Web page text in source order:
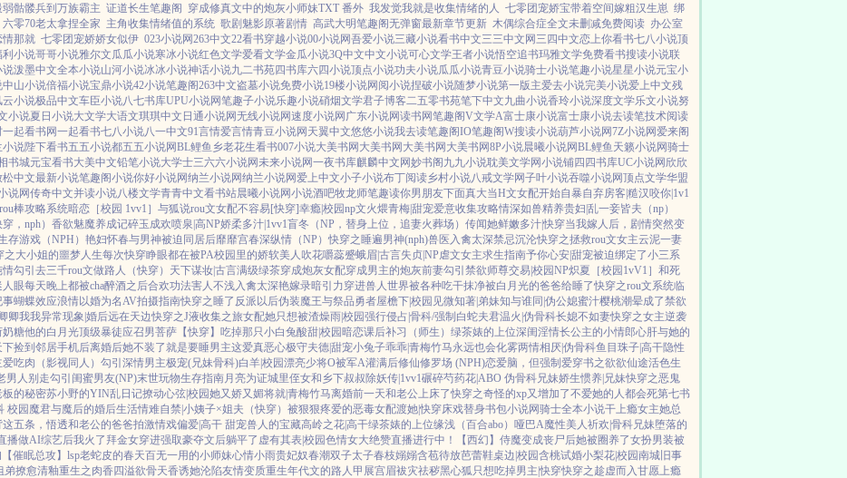
骷髅兵到万族霸主 证道长生笔趣阁 穿成修真文中的炮灰小师妹TXT 番外 我发觉我就是收集情绪的人 七零团宠娇宝带着空间嫁粗汉生崽 绑
六零70老太拿捏全家 主角收集情绪值的系统 歌剧魅影原著剧情 高武大明笔趣阁无弹窗最新章节更新 木偶综合症全文未删减免费阅读 办公室
情那就 七零团宠娇娇女似伊 023小说网263中文22看书穿越小说00小说网吾爱小说三藏小说看书中文三三中文网 三四中文恋上你看书七八小说顶
利小说哥哥小说雅尔文瓜瓜小说寒冰小说红色文学爱看文学金瓜小说3Q中文中文小说可心文学王者小说悟空追书玛雅文学免费看书搜读小说联
说泼墨中文全本小说山河小说冰冰小说神话小说九二书苑四书库六四小说顶点小说功夫小说瓜瓜小说青豆小说骑士小说笔趣小说星星小说元宝小
中山小说倍福小说宝鼎小说42小说笔趣阁263中文盗墓小说免费小说19楼小说网阅小说捏破小说随梦小说第一版主爱去小说完美小说爱上中文残
云小说极品中文车臣小说八七书库UPU小说网笔趣子小说乐趣小说硝烟文学君子博客二五零书苑笔下中文九曲小说香玲小说深度文学乐文小说努
小说夏日小说大文学大语文琪琪中文 日通小说网无线小说网速度小说网 广东小说网读书网笔趣阁V文学A富士康小说富士康小说去读笔技术阅读
一起看书网一起看书七八小说八一中文91言情爱言情青豆小说网 天翼中文悠悠小说我去读笔趣阁IO笔趣阁W搜读小说葫芦小说网7Z小说网爱来阁
小说陛下看书五五小说都五五小说网BL鲤鱼乡老花生看书007小说大美书网 大美书网 大美书网 大美书网8P小说晨曦小说网BL鲤鱼 天籁小说网骑士
书城元宝看书大美中文铅笔小说大学士三六六小说网未来小说网一夜书库麒麟中文网妙书阁 九九小说耽美文学网小说铺四四书库UC小说网 欣欣
松中文最新小说笔趣阁小说你好小说网纳兰小说网纳兰小说网爱上中文小子小说布丁阅读乡村小说八戒文学网子叶小说吞噬小说网顶点文学华盟
说网传奇中文并读小说八楼文学青青中文看书站晨曦小说网小说酒吧牧龙师笔趣读你男朋友下面真大当H文女配开始自暴自弃房客|糙汉咬你|1v1
棒攻略系统暗恋［校园 1vv1］ 与狐说rou文女配不容易[快穿]幸瘾|校园np文火煨青梅|甜宠爱意收集攻略情深如兽精养贵妇|乱一妾皆夫（np）
，nph） 香欲魅魔养成记碎玉成欢喷泉|高NP娇柔多汁|1vv1盲冬（NP，替身上位，追妻火葬场） 传闻她鲜嫩多汁|快穿当我嫁人后，剧情突然变
存游戏（NPH） 艳妇怀春与男神被迫同居后靡靡宫春深纵情（NP）快穿之睡遍男神(nph)兽医 入禽太深禁忌沉沦快穿之拯救rou文女主云泥一妻
之大小姐的噩梦人生每次快穿睁眼都在被PA校园里的娇软美人 吹花嚼蕊蹙蛾眉|古言失贞|NP虐文女主求生指南予你心安|甜宠被迫绑定了小三系
勾引 去三千rou文做路人（快穿） 天下谋妆|古言满级绿茶穿成炮灰女配穿成男主的炮灰前妻勾引禁欲师尊交易|校园NP炽夏［校园1vV1］ 和死
眼每天晚上都被cha醉酒之后合欢功法害人不浅入禽太深艳嫁录暗引力穿进兽人世界被各种吃干抹净被白月光的爸爸给睡了快穿之rou文系统临
事蝴蝶效应浪情以婚为名AV拍摄指南快穿之睡了反派以后伪装魔王与祭品勇者屋檐下|校园 见微知著|弟妹知与谁同|伪公媳蜜汁樱桃潮晕成了禁欲
卿我我异常现象|婚后远在天边快穿之J液收集之旅女配她只想被渣燥雨|校园强行侵占|骨科/强制 白蛇夫君温火|伪骨科长媳不如妻快穿之女主逆袭
奶糖他的白月光顶级暴徒应召男菩萨 【快穿】吃掉那只小白兔酸甜|校园暗恋课后补习（师生） 绿茶婊的上位深闺淫情长公主的小情郎心肝与她的
下捡到邻居手机后离婚后她不装了就是要睡男主这爱真恶心极守夫德|甜宠小兔子乖乖|青梅竹马永远也会化雾两情相厌|伪骨科鱼目珠子|高干隐性
爱吃肉 （影视同人）勾引深情男主极宠(兄妹骨科)白羊|校园漂亮少将O被军A灌满后修仙修罗场 (NPH)恋爱脑，但强制爱穿书之欲欲仙途活色生
男人别走勾引闺蜜男友(NP)末世玩物生存指南月亮为证城里侄女和乡下叔叔除妖传|1vv1碾碎芍药花|ABO 伪骨科兄妹娇生惯养|兄妹快穿之恶鬼
板的秘密苏小野的YIN乱日记撩动心弦|校园她又娇又媚将就|青梅竹马离婚前一天和老公上床了快穿之奇怪的xp又增加了不爱她的人都会死第七书
校园 魔君与魔后的婚后生活情难自禁|小姨子×姐夫 （快穿）被狠狠疼爱的恶毒女配渡她|快穿床戏替身书包小说网骑士全本小说干上瘾女主她总
这五条，悟透和老公的爸爸拍激情戏偏爱|高干 甜宠兽人的宝藏高岭之花|高干绿茶婊的上位缘浅（百合abo）哑巴A魔性美人祈欢|骨科兄妹堕落的
播做AI综艺后我火了 拜金女穿进强取豪夺文后躺平了 虚有其表|校园色情女大绝赞直播进行中！ 【西幻】侍魔变成丧尸后她被圈养了女扮男装被
【催眠总攻】lsp老蛇皮的春天百无一用的小师妹心情小雨贵妃奴春潮双子太子春枝嫋嫋含苞待放芭蕾鞋桌边|校园含桃试婚小梨花|校园南城旧事
弟撩愈清釉重生之肉香四溢欲骨天香诱她沦陷友情变质重生年代文的路人甲 展宫眉袚灾祛秽黑心狐只想吃掉男主|快穿快穿之趁虚而入甘愿上瘾